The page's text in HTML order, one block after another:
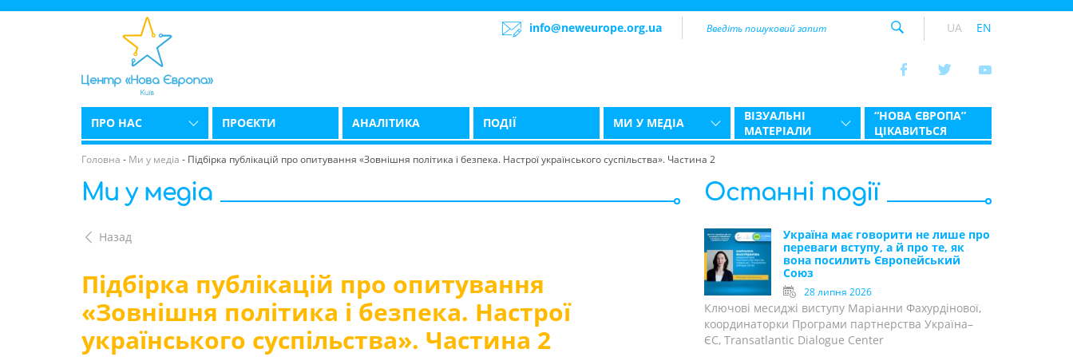
info@neweurope.org.ua UA EN
ПРО НАС ПРОЄКТИ АНАЛІТИКА ПОДІЇ МИ У МЕДІА
ВІЗУАЛЬНІ
МАТЕРІАЛИ
“НОВА ЄВРОПА”
ЦІКАВИТЬСЯ
Головна - Ми у медіа - Підбірка публікацій про опитування «Зовнішня політика і безпека. Настрої українського суспільства». Частина 2
Ми у медіа
Назад
Підбірка публікацій про опитування
«Зовнішня політика і безпека. Настрої
українського суспільства». Частина 2
Останні події
Україна має говорити не лише про
переваги вступу, а й про те, як
вона посилить Європейський
Союз
28 липня 2026
Ключові месиджі виступу Маріанни Фахурдінової,
координаторки Програми партнерства Україна–
ЄС, Transatlantic Dialogue Center